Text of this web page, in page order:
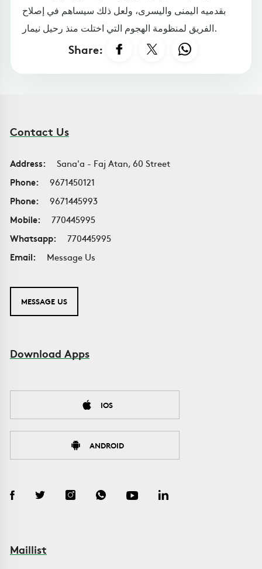
بقدميه اليمنى واليسرى، ولعل ذلك سيساهم في إصلاح
الفريق لمنظومة الهجوم التي اختلت منذ رحيل نيمار.
Share:
Contact Us
Address:
Sana'a - Faj Atan, 60 Street
Phone:
9671450121
Phone:
9671445993
Mobile:
770445995
Whatsapp:
770445995
Email:
Message Us
MESSAGE US
Download Apps
IOS
ANDROID
Maillist